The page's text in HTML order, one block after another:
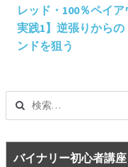
ナ
ビ
シ
ョ
ン
レッド・100％ペイア
実践1】逆張りからの
ンドを狙う
バイナリー初心者講座